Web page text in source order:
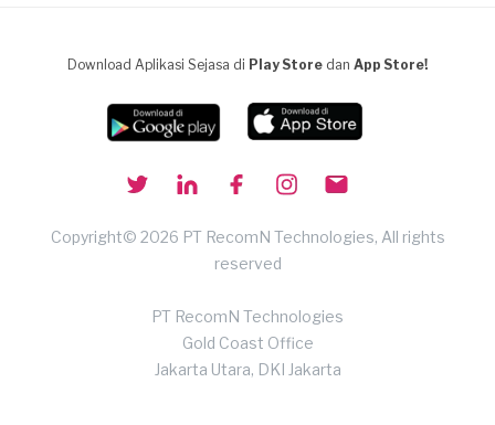
Download Aplikasi Sejasa di Play Store dan App Store!
Copyright© 2026 PT RecomN Technologies, All rights
reserved
PT RecomN Technologies
Gold Coast Office
Jakarta Utara, DKI Jakarta